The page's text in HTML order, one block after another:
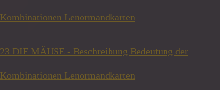
Kombinationen Lenormandkarten
23 DIE MÄUSE - Beschreibung Bedeutung der
Kombinationen Lenormandkarten